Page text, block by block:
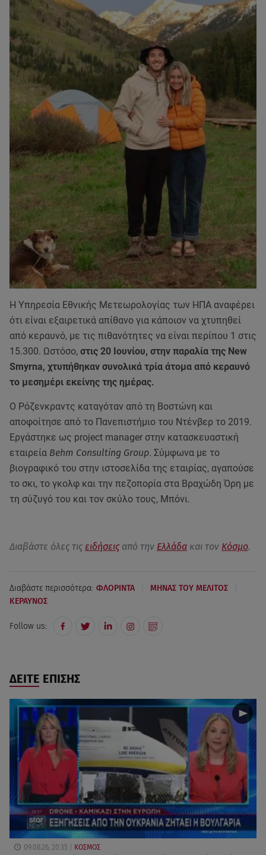
Η Υπηρεσία Εθνικής Μετεωρολογίας των ΗΠΑ αναφέρει
ότι είναι εξαιρετικά απίθανο για κάποιον να χτυπηθεί
από κεραυνό, με τις πιθανότητες να είναι περίπου 1 στις
15.300. Ωστόσο, στις 20 Ιουνίου, στην παραλία της New
Smyrna, χτυπήθηκαν συνολικά τρία άτομα από κεραυνό
το μεσημέρι εκείνης της ημέρας.
Ο Ρόζενκραντς καταγόταν από τη Βοστώνη και
αποφοίτησε από το Πανεπιστήμιο του Ντένβερ το 2019.
Εργάστηκε ως project manager στην κατασκευαστική
εταιρεία Behm Consulting Group. Σύμφωνα με το
βιογραφικό του στην ιστοσελίδα της εταιρίας, αγαπούσε
το σκι, το γκολφ και την πεζοπορία στα Βραχώδη Όρη με
τη σύζυγό του και τον σκύλο τους, Μπόνι.
Διαβάστε όλες τις ειδήσεις από την Ελλάδα και τον Κόσμο.
Διαβάστε περισσότερα: ΦΛΟΡΙΝΤΑ ΜΗΝΑΣ ΤΟΥ ΜΕΛΙΤΟΣ
ΚΕΡΑΥΝΟΣ
Follow us:
ΔΕΙΤΕ ΕΠΙΣΗΣ
09.08.26, 20:35 ΚΟΣΜΟΣ